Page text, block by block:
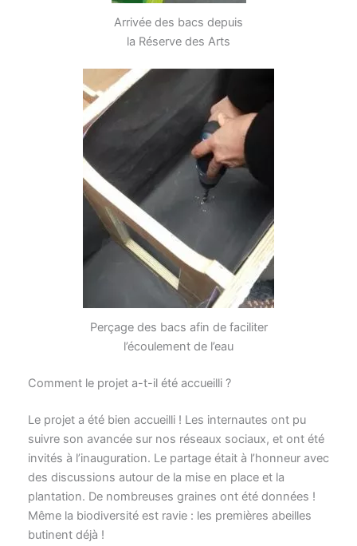
Arrivée des bacs depuis
la Réserve des Arts
Perçage des bacs afin de faciliter
l’écoulement de l’eau
Comment le projet a-t-il été accueilli ?
Le projet a été bien accueilli ! Les internautes ont pu
suivre son avancée sur nos réseaux sociaux, et ont été
invités à l’inauguration. Le partage était à l’honneur avec
des discussions autour de la mise en place et la
plantation. De nombreuses graines ont été données !
Même la biodiversité est ravie : les premières abeilles
butinent déjà !